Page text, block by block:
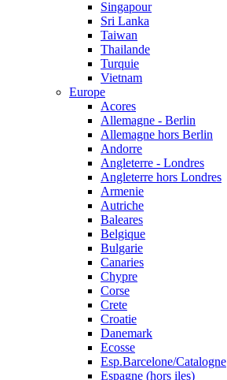
Singapour
Sri Lanka
Taiwan
Thailande
Turquie
Vietnam
Europe
Acores
Allemagne - Berlin
Allemagne hors Berlin
Andorre
Angleterre - Londres
Angleterre hors Londres
Armenie
Autriche
Baleares
Belgique
Bulgarie
Canaries
Chypre
Corse
Crete
Croatie
Danemark
Ecosse
Esp.Barcelone/Catalogne
Espagne (hors iles)